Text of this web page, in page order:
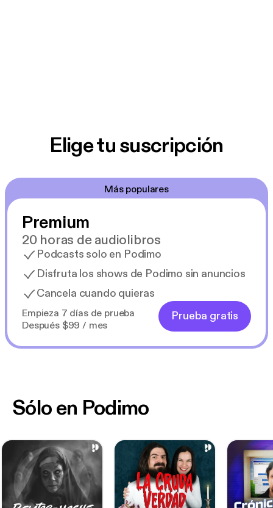
Elige tu suscripción
Más populares
Premium
20 horas de audiolibros
Podcasts solo en Podimo
Disfruta los shows de Podimo sin anuncios
Cancela cuando quieras
Empieza 7 días de prueba
Después $99 / mes
Prueba gratis
Sólo en Podimo